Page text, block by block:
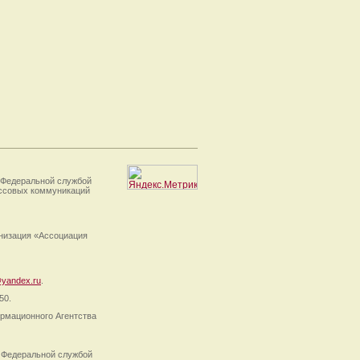
службой
коммуникаций
«Ассоциация
Агентства
службой